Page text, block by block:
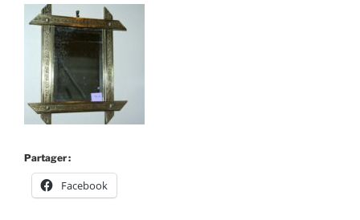
Partager :
Facebook